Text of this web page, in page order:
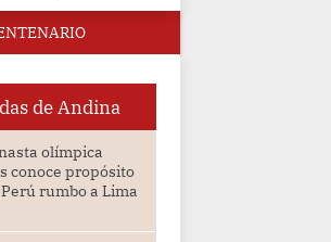
de Andina
olímpica
conoce propósito
rumbo a Lima